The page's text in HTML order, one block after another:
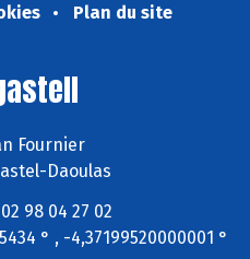
Plan du site
Fournier
Daoulas
98 04 27 02
° , -4,37199520000001 °